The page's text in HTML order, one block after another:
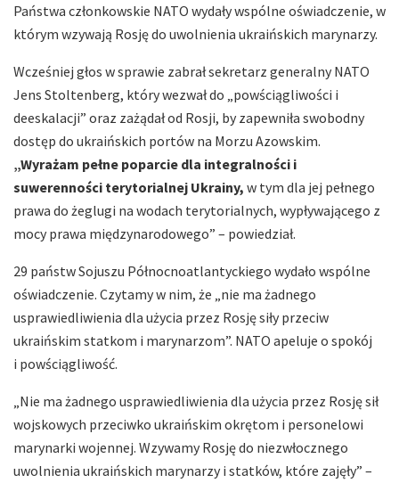
Państwa członkowskie NATO wydały wspólne oświadczenie, w
którym wzywają Rosję do uwolnienia ukraińskich marynarzy.
Wcześniej głos w sprawie zabrał sekretarz generalny NATO
Jens Stoltenberg, który wezwał do „powściągliwości i
deeskalacji” oraz zażądał od Rosji, by zapewniła swobodny
dostęp do ukraińskich portów na Morzu Azowskim.
„Wyrażam pełne poparcie dla integralności i
suwerenności terytorialnej Ukrainy, w tym dla jej pełnego
prawa do żeglugi na wodach terytorialnych, wypływającego z
mocy prawa międzynarodowego” – powiedział.
29 państw Sojuszu Północnoatlantyckiego wydało wspólne
oświadczenie. Czytamy w nim, że „nie ma żadnego
usprawiedliwienia dla użycia przez Rosję siły przeciw
ukraińskim statkom i marynarzom”. NATO apeluje o spokój
i powściągliwość.
„Nie ma żadnego usprawiedliwienia dla użycia przez Rosję sił
wojskowych przeciwko ukraińskim okrętom i personelowi
marynarki wojennej. Wzywamy Rosję do niezwłocznego
uwolnienia ukraińskich marynarzy i statków, które zajęły” –